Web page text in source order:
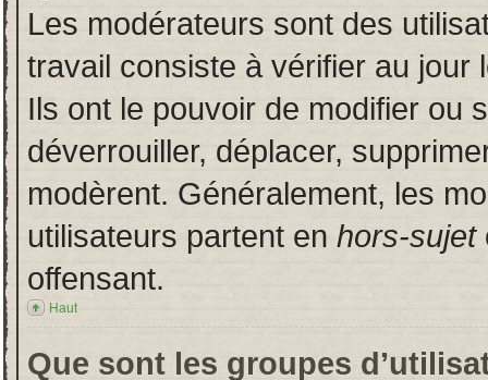
Les modérateurs sont des
travail consiste à vérifier au jour
Ils ont le pouvoir de modifier ou
déverrouiller, déplacer,
modèrent. Généralement, les
utilisateurs partent en hors-sujet
offensant.
Haut
Que sont les groupes